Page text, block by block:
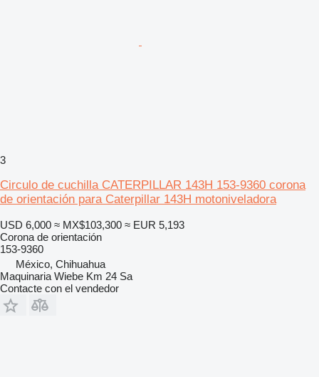
3
Circulo de cuchilla CATERPILLAR 143H 153-9360 corona
de orientación para Caterpillar 143H motoniveladora
USD 6,000 ≈ MX$103,300 ≈ EUR 5,193
Corona de orientación
153-9360
México, Chihuahua
Maquinaria Wiebe Km 24 Sa
Contacte con el vendedor